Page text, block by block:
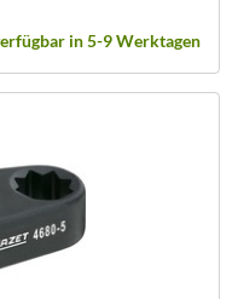
in 5-9 Werktagen